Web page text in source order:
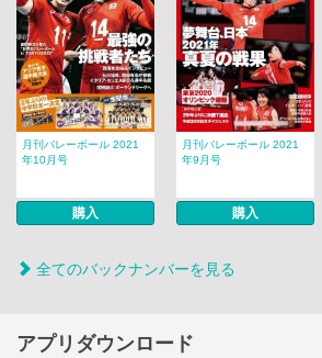
月刊バレーボール 2021
年10月号
購入
月刊バレーボール 2021
年9月号
購入
全てのバックナンバーを見る
アプリダウンロード